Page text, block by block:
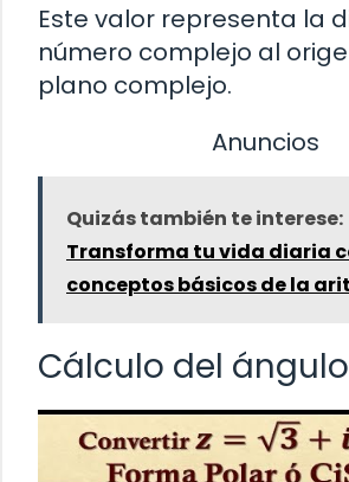
Este valor representa la
número complejo al
plano complejo.
Anuncios
Quizás también te interese:
Transforma tu vida diaria
conceptos básicos de la
Cálculo del ángulo